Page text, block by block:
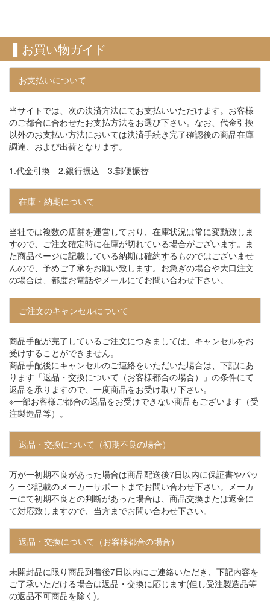
▌お買い物ガイド
お支払いについて
当サイトでは、次の決済方法にてお支払いいただけます。お客様
のご都合に合わせたお支払方法をお選び下さい。なお、代金引換
以外のお支払い方法においては決済手続き完了確認後の商品在庫
調達、および出荷となります。
1.代金引換 2.銀行振込 3.郵便振替​​​​​​​
在庫・納期について
当社では複数の店舗を運営しており、在庫状況は常に変動致しま
すので、ご注文確定時に在庫が切れている場合がございます。ま
た商品ページに記載している納期は確約するものではございませ
んので、予めご了承をお願い致します。お急ぎの場合や大口注文
の場合は、都度お電話やメールにてお問い合わせ下さい。​​​​​​​
ご注文のキャンセルについて
商品手配が完了しているご注文につきましては、キャンセルをお
受けすることができません。
商品手配後にキャンセルのご連絡をいただいた場合は、下記にあ
ります「返品・交換について（お客様都合の場合）」の条件にて
返品を承りますので、一度商品をお受け取り下さい。
※一部お客様ご都合の返品をお受けできない商品もございます（受
注製造品等）。
返品・交換について（初期不良の場合）
万が一初期不良があった場合は商品配送後7日以内に保証書やパッ
ケージ記載のメーカーサポートまでお問い合わせ下さい。メーカ
ーにて初期不良との判断があった場合は、商品交換または返金に
て対応致しますので、当方までお問い合わせ下さい。
返品・交換について（お客様都合の場合）
未開封品に限り商品到着後7日以内にご連絡いただき、下記内容を
ご了承いただける場合は返品・交換に応じます(但し受注製造品等
の返品不可商品を除く)。